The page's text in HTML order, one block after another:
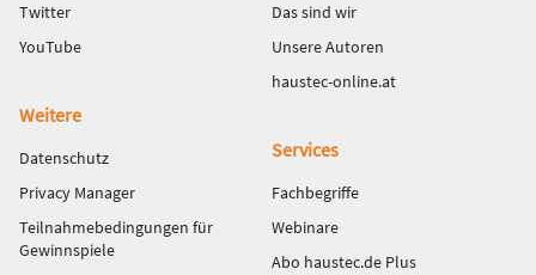
Twitter
YouTube
Das sind wir
Unsere Autoren
haustec-online.at
Weitere
Datenschutz
Privacy Manager
Teilnahmebedingungen für
Gewinnspiele
Services
Fachbegriffe
Webinare
Abo haustec.de Plus